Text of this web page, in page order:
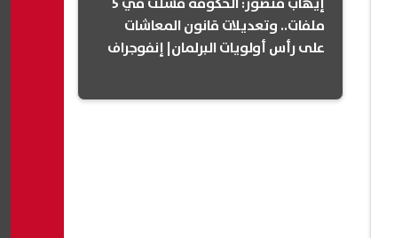
ملفات.. وتعديلات قانون المعاشات
على رأس أولويات البرلمان| إنفوجراف